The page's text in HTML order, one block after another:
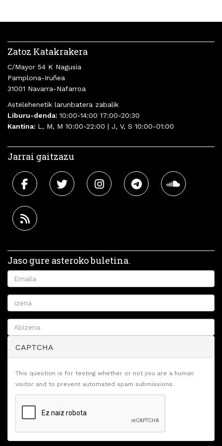
Zatoz Katakrakera
C/Mayor 54 K Nagusia
Pamplona-Iruñea
31001 Navarra-Nafarroa
Astelehenetik larunbatera zabalik
Liburu-denda: 10:00-14:00 17:00-20:30
Kantina: L, M, M 10:00-22:00 | J, V, S 10:00-01:00
Jarrai gaitzazu
Jaso gure asteroko buletina.
CAPTCHA
This question is for testing whether or not you are a human
visitor and to prevent automated spam submissions.